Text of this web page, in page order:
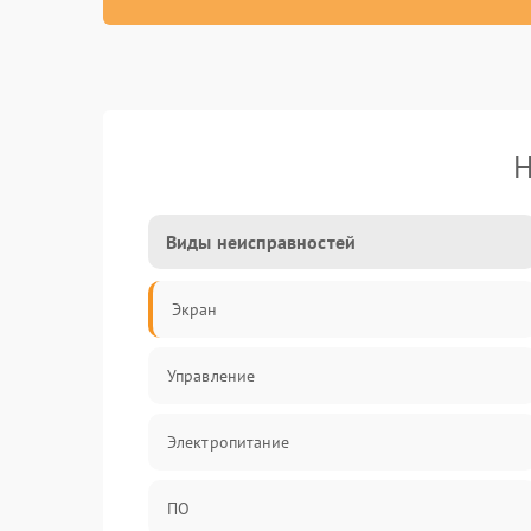
Виды неисправностей
Экран
Управление
Электропитание
ПО